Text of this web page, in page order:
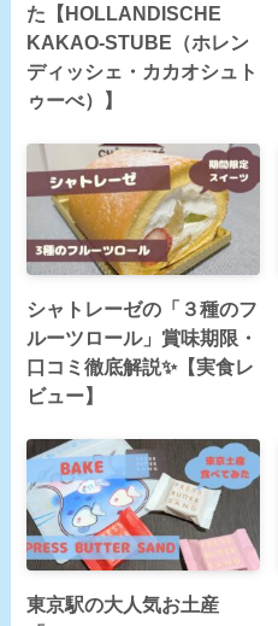
た【HOLLANDISCHE
KAKAO-STUBE（ホレン
ディッシェ・カカオシュト
ゥーべ）】
シャトレーゼの「３種のフ
ルーツロール」賞味期限・
口コミ徹底解説✨【実食レ
ビュー】
東京駅の大人気お土産